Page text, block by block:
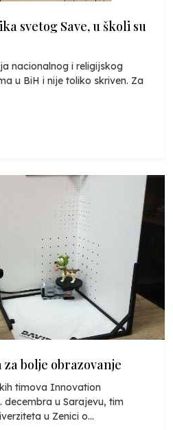
svetog Save, u školi su
nacionalnog i religijskog
u BiH i nije toliko skriven. Za
bolje obrazovanje
timova Innovation
u Sarajevu, tim
u Zenici o...